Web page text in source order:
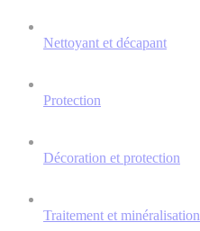
Nettoyant et décapant
Protection
Décoration et protection
Traitement et minéralisation